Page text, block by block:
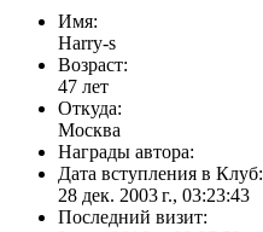
Имя:
Harry-s
Возраст:
47 лет
Откуда:
Москва
Награды автора:
Дата вступления в Клуб:
28 дек. 2003 г., 03:23:43
Последний визит: